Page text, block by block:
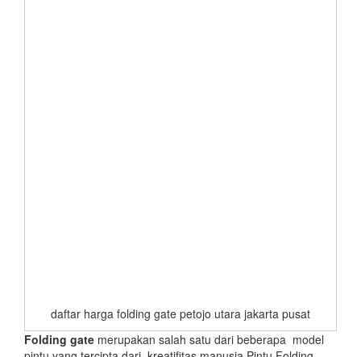
daftar harga folding gate petojo utara jakarta pusat
Folding gate merupakan salah satu dari beberapa model